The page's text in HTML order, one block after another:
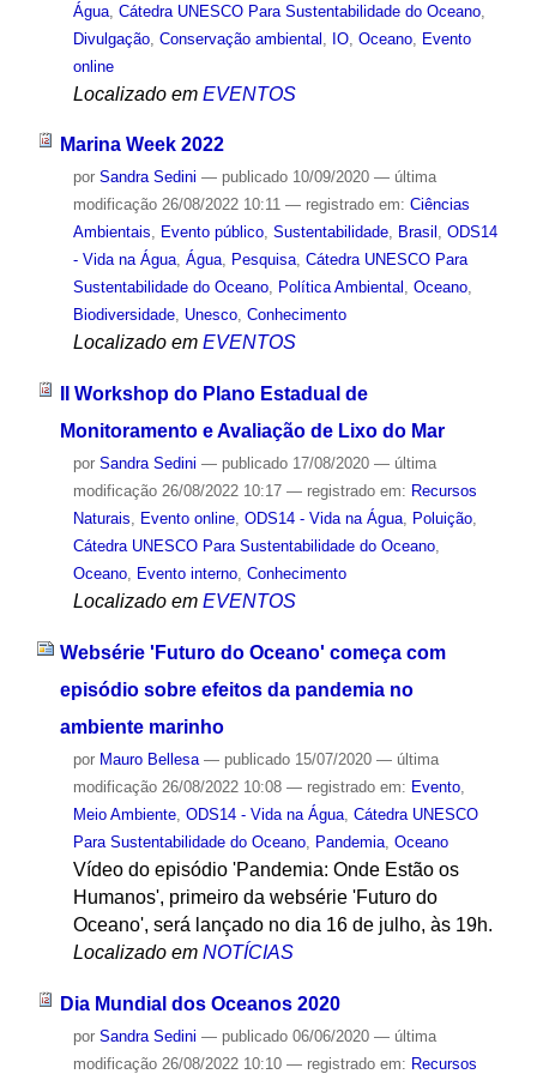
Água, Cátedra UNESCO Para Sustentabilidade do Oceano,
Divulgação, Conservação ambiental IO, Oceano, Evento
online
Localizado em EVENTOS
Marina Week 2022
por Sandra Sedini — publicado10/09/2020 — última
modificação26/08/2022 10:11 — registrado em: Ciências
Ambientais, Evento público, Sustentabilidade, Brasil , ODS14
- Vida na Água, Água, Pesquisa, Cátedra UNESCO Para
Sustentabilidade do Oceano, Política Ambiental , Oceano,
Biodiversidade, Unesco, Conhecimento
Localizado em EVENTOS
II Workshop do Plano Estadual de
Monitoramento e Avaliação de Lixo do Mar
por Sandra Sedini — publicado17/08/2020 — última
modificação26/08/2022 10:17 — registrado em: Recursos
Naturais, Evento online, ODS14 - Vida na Água, Poluição,
Cátedra UNESCO Para Sustentabilidade do Oceano,
Oceano, Evento interno, Conhecimento
Localizado em EVENTOS
Websérie 'Futuro do Oceano' começa com
episódio sobre efeitos da pandemia no
ambiente marinho
por Mauro Bellesa — publicado15/07/2020 — última
modificação26/08/2022 10:08 — registrado em: Evento,
Meio Ambiente, ODS14 - Vida na Água, Cátedra UNESCO
Para Sustentabilidade do Oceano, Pandemia, Oceano
Vídeo do episódio 'Pandemia: Onde Estão os
Humanos', primeiro da websérie 'Futuro do
Oceano', será lançado no dia 16 de julho, às 19h.
Localizado em NOTÍCIAS
Dia Mundial dos Oceanos 2020
por Sandra Sedini — publicado06/06/2020 — última
modificação26/08/2022 10:10 — registrado em: Recursos